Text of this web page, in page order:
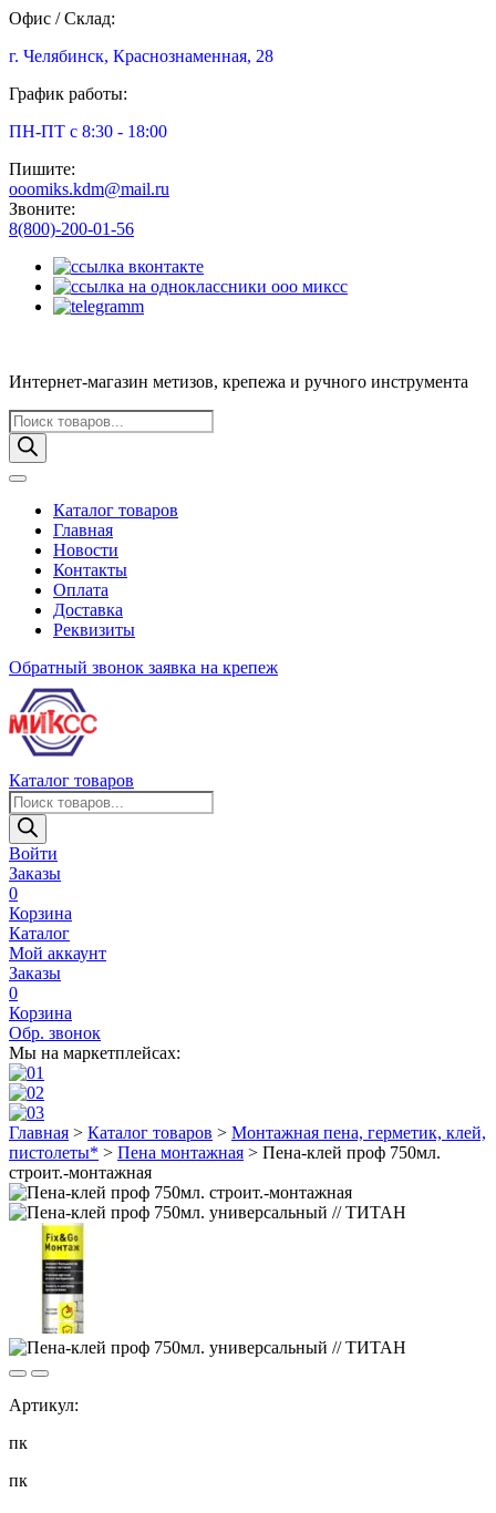
Офис / Склад:
г. Челябинск, Краснознаменная, 28
График работы:
ПН-ПТ с 8:30 - 18:00
Пишите:
ooomiks.kdm@mail.ru
Звоните:
8(800)-200-01-56
Интернет-магазин метизов, крепежа и ручного инструмента
Поиск
товаров
Каталог товаров
Главная
Новости
Контакты
Оплата
Доставка
Реквизиты
Обратный звонок заявка на крепеж
Каталог товаров
Поиск
товаров
Войти
Заказы
0
Корзина
Каталог
Мой аккаунт
Заказы
0
Корзина
Обр. звонок
Мы на маркетплейсах:
Главная > Каталог товаров > Монтажная пена, герметик, клей,
пистолеты* > Пена монтажная > Пена-клей проф 750мл.
строит.-монтажная
Артикул:
пк
пк